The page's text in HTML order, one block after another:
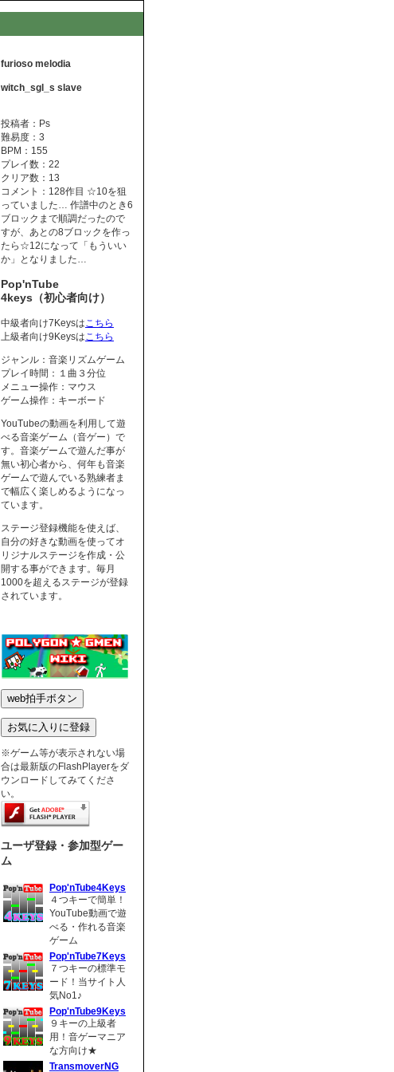
furioso melodia
witch_sgl_s slave
投稿者：Ps
難易度：3
BPM：155
プレイ数：22
クリア数：13
コメント：128作目 ☆10を狙
っていました… 作譜中のとき6
ブロックまで順調だったので
すが、あとの8ブロックを作っ
たら☆12になって「もういい
か」となりました…
Pop'nTube
4keys（初心者向け）
中級者向け7Keysはこちら
上級者向け9Keysはこちら
ジャンル：音楽リズムゲーム
プレイ時間：１曲３分位
メニュー操作：マウス
ゲーム操作：キーボード
YouTubeの動画を利用して遊
べる音楽ゲーム（音ゲー）で
す。音楽ゲームで遊んだ事が
無い初心者から、何年も音楽
ゲームで遊んでいる熟練者ま
で幅広く楽しめるようになっ
ています。
ステージ登録機能を使えば、
自分の好きな動画を使ってオ
リジナルステージを作成・公
開する事ができます。毎月
1000を超えるステージが登録
されています。
※ゲーム等が表示されない場
合は最新版のFlashPlayerをダ
ウンロードしてみてくださ
い。
ユーザ登録・参加型ゲー
ム
Pop'nTube4Keys
４つキーで簡単！
YouTube動画で遊
べる・作れる音楽
ゲーム
Pop'nTube7Keys
７つキーの標準モ
ード！当サイト人
気No1♪
Pop'nTube9Keys
９キーの上級者
用！音ゲーマニア
な方向け★
TransmoverNG